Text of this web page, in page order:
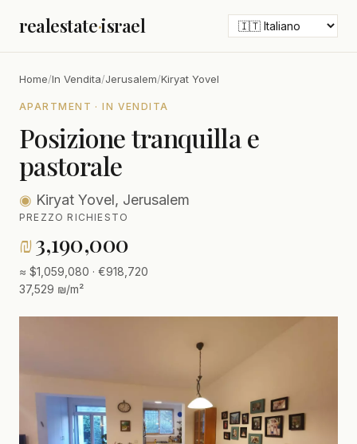
realestate·israel
Home/In Vendita/Jerusalem/Kiryat Yovel
APARTMENT · IN VENDITA
Posizione tranquilla e
pastorale
◉ Kiryat Yovel, Jerusalem
PREZZO RICHIESTO
₪3,190,000
≈ $1,059,080 · €918,720
37,529 ₪/m²